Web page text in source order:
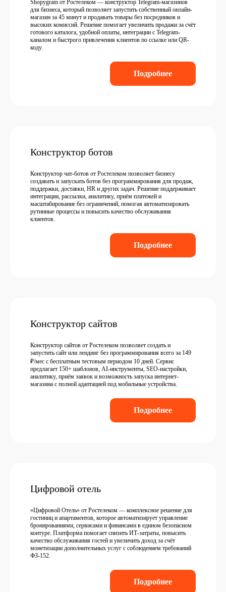
Shopygram от Ростелеком — конструктор Telegram-магазинов
для бизнеса, который позволяет запустить собственный онлайн-
магазин за 45 минут и продавать товары без посредников и
высоких комиссий. Решение помогает увеличить продажи за счёт
готового каталога, удобной оплаты, интеграции с Telegram-
каналом и быстрого привлечения клиентов по ссылке или QR-
коду.
Подробнее
Конструктор ботов
Конструктор чат-ботов от Ростелеком позволяет бизнесу
создавать и запускать ботов без программирования для продаж,
поддержки, доставки, HR и других задач. Решение поддерживает
интеграции, рассылки, аналитику, приём платежей и
масштабирование без ограничений, помогая автоматизировать
рутинные процессы и повысить качество обслуживания
клиентов.
Подробнее
Конструктор сайтов
Конструктор сайтов от Ростелеком позволяет создать и
запустить сайт или лендинг без программирования всего за 149
₽/мес с бесплатным тестовым периодом 10 дней. Сервис
предлагает 150+ шаблонов, AI-инструменты, SEO-настройки,
аналитику, приём заявок и возможность запуска интернет-
магазина с полной адаптацией под мобильные устройства.
Подробнее
Цифровой отель
«Цифровой Отель» от Ростелеком — комплексное решение для
гостиниц и апартаментов, которое автоматизирует управление
бронированиями, сервисами и финансами в едином безопасном
контуре. Платформа помогает снизить ИТ-затраты, повысить
качество обслуживания гостей и увеличить доход за счёт
монетизации дополнительных услуг с соблюдением требований
ФЗ-152.
Подробнее